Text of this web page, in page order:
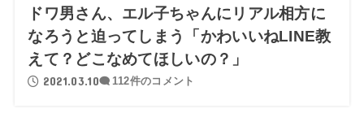
ドワ男さん、エル子ちゃんにリアル相方に
なろうと迫ってしまう「かわいいねLINE教
えて？どこなめてほしいの？」
2021.03.10 112件のコメント